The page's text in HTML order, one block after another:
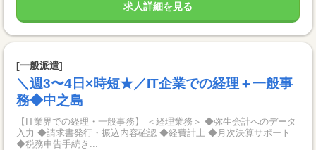
求人詳細を見る
[一般派遣]
＼週3〜4日×時短★／IT企業での経理＋一般事
務◆中之島
【IT業界での経理・一般事務】 ＜経理業務＞ ◆弥生会計へのデータ
入力 ◆請求書発行・振込内容確認 ◆経費計上 ◆月次決算サポート
◆税務申告手続き...